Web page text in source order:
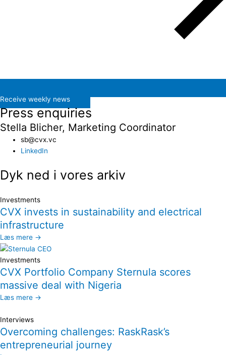
Receive weekly news
Press enquiries
Stella Blicher, Marketing Coordinator
sb@cvx.vc​
LinkedIn
Dyk ned i vores arkiv
Investments
CVX invests in sustainability and electrical
infrastructure
Læs mere →
Investments
CVX Portfolio Company Sternula scores
massive deal with Nigeria
Læs mere →
Interviews
Overcoming challenges: RaskRask’s
entrepreneurial journey